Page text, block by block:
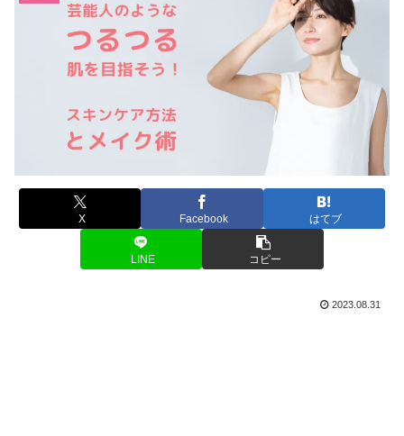
X Facebook はてブ
LINE コピー
2023.08.31